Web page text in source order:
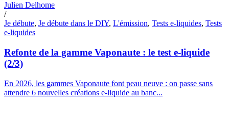
Julien Delhome
/
Je débute, Je débute dans le DIY, L'émission, Tests e-liquides, Tests
e-liquides
Refonte de la gamme Vaponaute : le test e-liquide
(2/3)
En 2026, les gammes Vaponaute font peau neuve : on passe sans
attendre 6 nouvelles créations e-liquide au banc...